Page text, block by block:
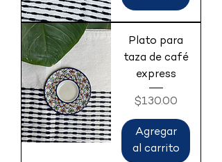
Plato para
taza de café
express
Precio
$130.00
Agregar
al carrito